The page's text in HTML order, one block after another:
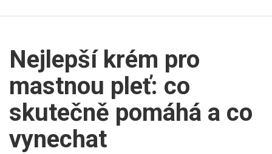
Nejlepší krém pro
mastnou pleť: co
skutečně pomáhá a co
vynechat